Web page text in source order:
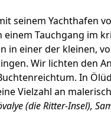
seinem Yachthafen
Tauchgang im
in einer der kleinen,
Wir lichten den
In
Vielzahl an
(die Ritter-Insel),